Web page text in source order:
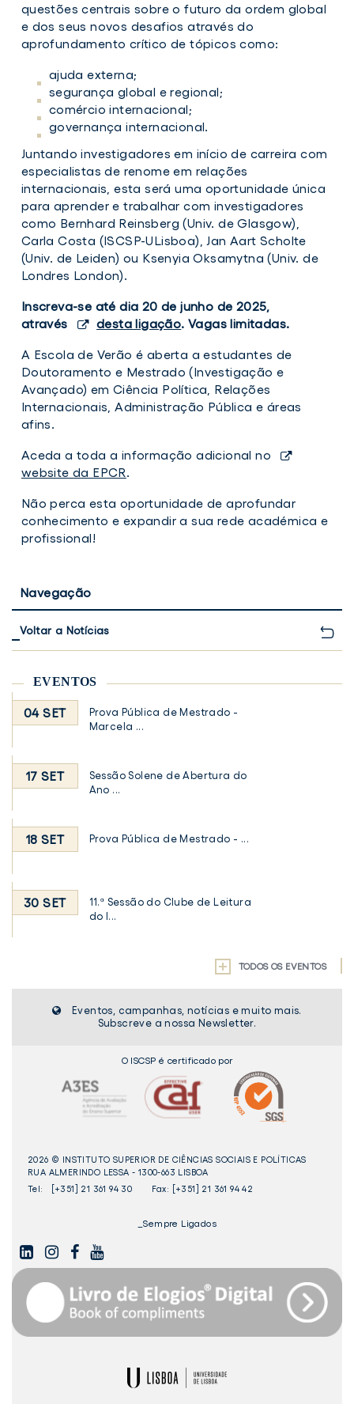
questões centrais sobre o futuro da ordem global
e dos seus novos desafios através do
aprofundamento crítico de tópicos como:
ajuda externa;
segurança global e regional;
comércio internacional;
governança internacional.
Juntando investigadores em início de carreira com
especialistas de renome em relações
internacionais, esta será uma oportunidade única
para aprender e trabalhar com investigadores
como Bernhard Reinsberg (Univ. de Glasgow),
Carla Costa (ISCSP-ULisboa), Jan Aart Scholte
(Univ. de Leiden) ou Ksenyia Oksamytna (Univ. de
Londres London).
Inscreva-se até dia 20 de junho de 2025,
através
desta ligação. Vagas limitadas.
A Escola de Verão é aberta a estudantes de
Doutoramento e Mestrado (Investigação e
Avançado) em Ciência Política, Relações
Internacionais, Administração Pública e áreas
afins.
Aceda a toda a informação adicional no
website da EPCR.
Não perca esta oportunidade de aprofundar
conhecimento e expandir a sua rede académica e
profissional!
Navegação
Voltar a Notícias
EVENTOS
04 SET
Prova Pública de Mestrado -
Marcela ...
17 SET
Sessão Solene de Abertura do
Ano ...
18 SET Prova Pública de Mestrado - ...
30 SET
11.ª Sessão do Clube de Leitura
do I...
TODOS OS EVENTOS
Eventos, campanhas, notícias e muito mais.
Subscreve a nossa Newsletter.
O ISCSP é certificado por
2026 © INSTITUTO SUPERIOR DE CIÊNCIAS SOCIAIS E POLÍTICAS
RUA ALMERINDO LESSA - 1300-663 LISBOA
Tel:
[+351] 21 361 94 30 Fax: [+351] 21 361 94 42
_Sempre Ligados
LINKEDININSTAGAMFACEBOOK
YOUTUBE